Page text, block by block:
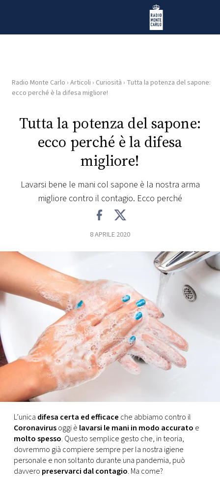
Radio Monte Carlo
HOME
RADIO
PLAYLIST
CONCORSI
EVENTI
TV
PRINCIPATO
DI
MONACO
RMC
CONSIGLIA
Radio Monte Carlo › Articoli › Curiosità › Tutta la potenza del sapone:
ecco perché è la difesa migliore!
Tutta la potenza del sapone:
ecco perché è la difesa
migliore!
Lavarsi bene le mani col sapone è la nostra arma
migliore contro il contagio. Ecco perché
8 APRILE 2020
L’unica difesa certa ed efficace che abbiamo contro il
Coronavirusoggi è lavarsi le mani in modo accurato e
molto spesso. Questo semplice gesto che, in teoria,
dovremmo già compiere sempre per la nostra igiene
personale e non soltanto durante una pandemia, può
davvero preservarci dal contagio. Ma come?